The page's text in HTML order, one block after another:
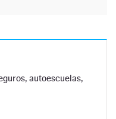
autoescuelas,